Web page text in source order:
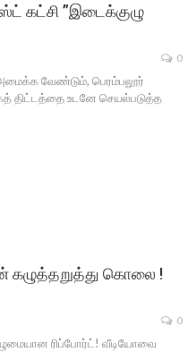
கட்சி ”இடைக்குழு
0
அமைக்க வேண்டும், பெரம்பலூர்
திட்டத்தை உடனே செயல்படுத்த
கொலை !
0
ரிப்போர்ட்! வீடியோவை